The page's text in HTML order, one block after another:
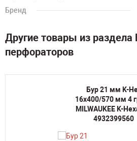
Бренд
Другие товары из
перфораторов
Бур 21 мм K-
16х400/570 мм 4
MILWAUKEE K-
4932399560